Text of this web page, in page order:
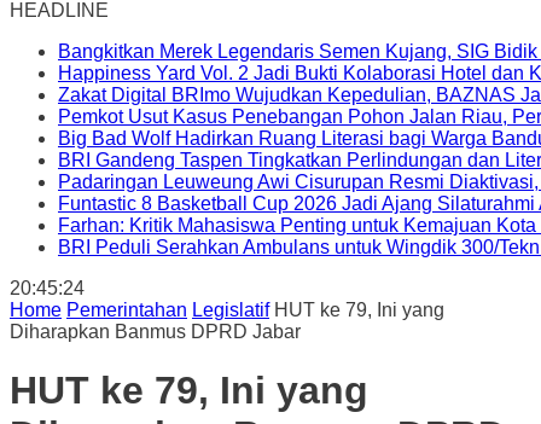
HEADLINE
Bangkitkan Merek Legendaris Semen Kujang, SIG
Happiness Yard Vol. 2 Jadi Bukti Kolaborasi Hotel dan
Zakat Digital BRImo Wujudkan Kepedulian, BAZNAS
Pemkot Usut Kasus Penebangan Pohon Jalan Riau,
Big Bad Wolf Hadirkan Ruang Literasi bagi Warga
BRI Gandeng Taspen Tingkatkan Perlindungan dan
Padaringan Leuweung Awi Cisurupan Resmi
Funtastic 8 Basketball Cup 2026 Jadi Ajang
Farhan: Kritik Mahasiswa Penting untuk Kemajuan
BRI Peduli Serahkan Ambulans untuk Wingdik 300/
20:45:26
Home Pemerintahan Legislatif HUT ke 79, Ini yang
Diharapkan Banmus DPRD Jabar
HUT ke 79, Ini yang